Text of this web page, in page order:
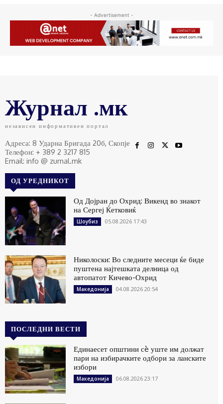
- Advertisement -
Журнал .мк
независен информативен портал
Адреса: 8 Ударна Бригада 20б, Скопје
Телефон: + 389 2 3217 815
Email: info @ zurnal.mk
ОД УРЕДНИКОТ
Од Дојран до Охрид: Викенд во знакот
на Сергеј Ќетковиќ
Шоубиз 05.08.2026 17:43
Николоски: Во следните месеци ќе биде
пуштена најтешката делница од
автопатот Кичево-Охрид
Македонија 04.08.2026 20:54
ПОСЛЕДНИ ВЕСТИ
Единаесет општини сè уште им должат
пари на избирачките одбори за ланските
избори
Македонија 06.08.2026 23:17